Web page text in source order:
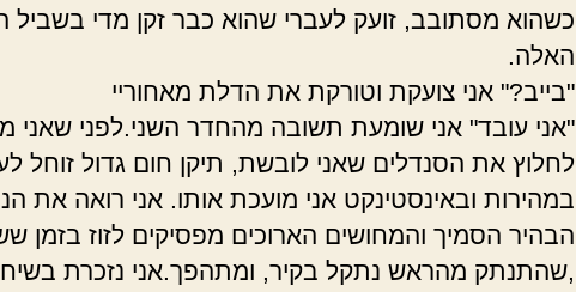
כשהוא מסתובב, זועק לעברי שהוא כבר זקן מדי בשביל
האלה.
"בייב?" אני צועקת וטורקת את הדלת מאחוריי
"אני עובד" אני שומעת תשובה מהחדר השני.לפני שאני
לחלוץ את הסנדלים שאני לובשת, תיקן חום גדול זוחל
במהירות ובאינסטינקט אני מועכת אותו. אני רואה את
הבהיר הסמיך והמחושים הארוכים מפסיקים לזוז בזמן
,שהתנתק מהראש נתקל בקיר, ומתהפך.אני נזכרת